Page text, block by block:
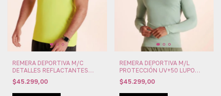
REMERA DEPORTIVA M/C
DETALLES REFLACTANTES
LUPO IMPORTADAS (LU70728-
001)
$45.299,00
REMERA DEPORTIVA M/L
PROTECCIÓN UV+50 LUPO
IMPORTADAS (LU70632-001)
$45.299,00